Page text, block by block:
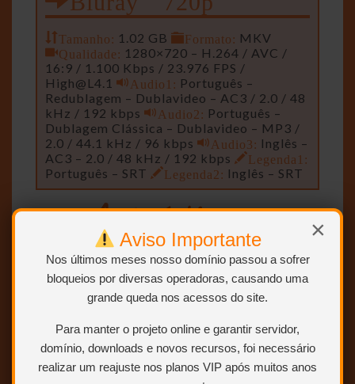
×
Aviso Importante
Nos últimos meses nosso domínio passou a sofrer
bloqueios por diversas operadoras, causando uma
grande queda nos acessos do site.
Para manter o projeto online e garantir servidor,
domínio, downloads e novos recursos, foi necessário
realizar um reajuste nos planos VIP após muitos anos
Tamanho: 1.02 GB Formato: MKV
Qualidade: 1280×720 – H.264 / AVC /
16:9 / 1.100 Kbps / 23.976 FPS /
High@L4.1
Audio1: Português –
Redublagem – Dublavideo – AC3 / 2.0 / 48
kHz / 192 kbps
Audio2: Português –
Dublagem Clássica – Dublavideo – MP3 /
2.0 / 44.1 kHz / 96 kbps
Audio3: Inglês –
AC3 – 2.0 / 48 kHz / 192 kbps
Legenda1:
Português – SRT
Legenda2: Inglês – SRT
Remasterizador, Encoder e
Uploader
CaNNIBal
Crédito Áudio Sparrow